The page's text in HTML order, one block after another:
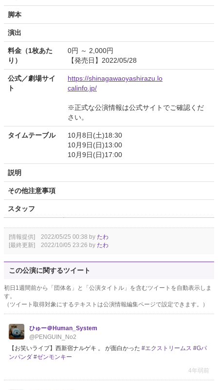
脚本
演出
料金（1枚あた
り）
0円 ～ 2,000円
【発売日】2022/05/28
公式／劇場サイ
ト
https://shinagawaoyashirazu.lo
calinfo.jp/
※正式な公演情報は公式サイトでご確認くだ
さい。
タイムテーブル
10月8日(土)18:30
10月9日(日)13:00
10月9日(日)17:00
説明
その他注意事項
スタッフ
[情報提供] 2022/05/25 00:38 by たわ
[最終更新] 2022/10/05 23:26 by たわ
この公演に関するツイート
初日1週間前から「団体名」と「公演タイトル」を含むツイートを自動表示しま
す。
（ツイート取得対象にするテキストは公演情報編集ページで設定できます。）
ひゅー＠Human_System
@PENGUIN_No2
【お笑いライブ】西新宿ナルゲキ 。 が面白かった #エクストリームス #Gパ
ンパンダ #ゼンモンキー
4年弱前